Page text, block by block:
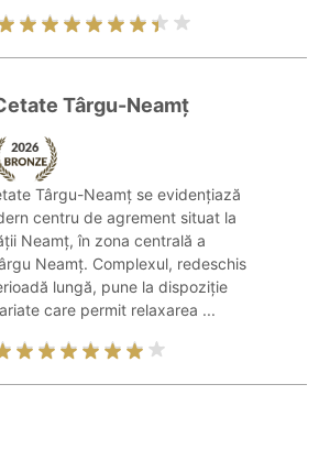
Târgu-Neamț
Târgu-Neamț se evidențiază
centru de agrement situat la
Neamț, în zona centrală a
Neamț. Complexul, redeschis
lungă, pune la dispoziție
care permit relaxarea ...